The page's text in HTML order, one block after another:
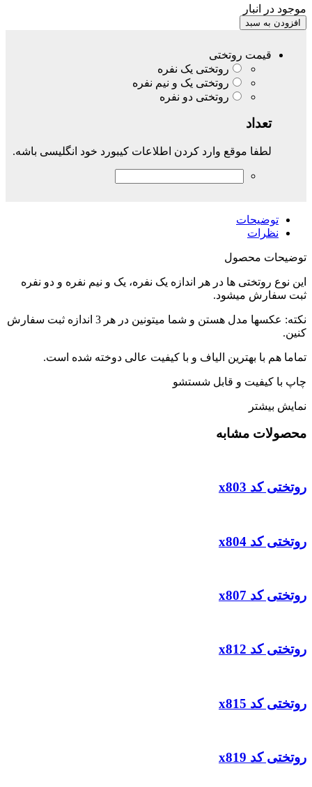
موجود در انبار
افزودن به سبد
قیمت روتختی
روتختی یک نفره
روتختی یک و نیم نفره
روتختی دو نفره
تعداد
لطفا موقع وارد کردن اطلاعات کیبورد خود انگلیسی باشه.
توضیحات
نظرات
توضیحات محصول
این نوع روتختی ها در هر اندازه یک نفره، یک و نیم نفره و دو نفره
ثبت سفارش میشود.
نکته: عکسها مدل هستن و شما میتونین در هر 3 اندازه ثبت سفارش
کنین.
تماما هم با بهترین الیاف و با کیفیت عالی دوخته شده است.
چاپ با کیفیت و قابل شستشو
نمایش بیشتر
محصولات مشابه
روتختی کد x803
روتختی کد x804
روتختی کد x807
روتختی کد x812
روتختی کد x815
روتختی کد x819